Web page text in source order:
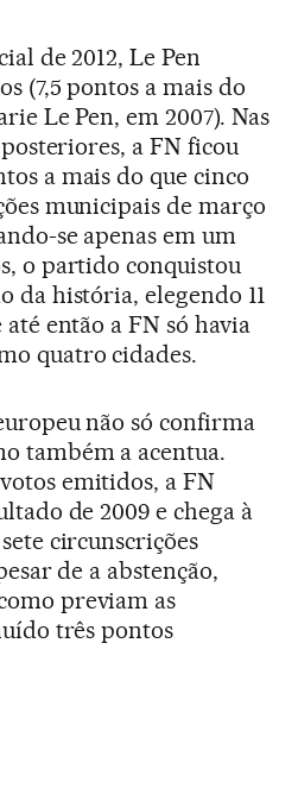
de 2012, Le Pen
(7,5 pontos a mais do
Le Pen, em 2007). Nas
a FN ficou
a mais do que cinco
municipais de março
se apenas em um
o partido conquistou
da história, elegendo 11
então a FN só havia
quatro cidades.
não só confirma
também a acentua.
emitidos, a FN
de 2009 e chega à
circunscrições
de a abstenção,
previam as
três pontos